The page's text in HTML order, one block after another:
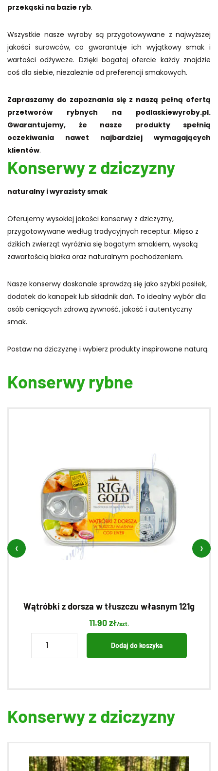
przekąski na bazie ryb.
Wszystkie nasze wyroby są przygotowywane z najwyższej
jakości surowców, co gwarantuje ich wyjątkowy smak i
wartości odżywcze. Dzięki bogatej ofercie każdy znajdzie
coś dla siebie, niezależnie od preferencji smakowych.
Zapraszamy do zapoznania się z naszą pełną ofertą
przetworów rybnych na podlaskiewyroby.pl.
Gwarantujemy, że nasze produkty spełnią
oczekiwania nawet najbardziej wymagających
klientów.
Konserwy z dziczyzny
naturalny i wyrazisty smak
Oferujemy wysokiej jakości konserwy z dziczyzny,
przygotowywane według tradycyjnych receptur. Mięso z
dzikich zwierząt wyróżnia się bogatym smakiem, wysoką
zawartością białka oraz naturalnym pochodzeniem.
Nasze konserwy doskonale sprawdzą się jako szybki posiłek,
dodatek do kanapek lub składnik dań. To idealny wybór dla
osób ceniących zdrową żywność, jakość i autentyczny
smak.
Postaw na dziczyznę i wybierz produkty inspirowane naturą.
Konserwy rybne
Wątróbki z dorsza w tłuszczu własnym 121g
11.90zł/szt.
własnym
Dodaj do koszyka
‹ ›
Konserwy z dziczyzny